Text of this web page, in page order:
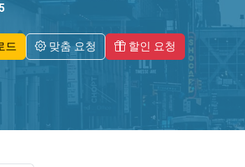
드 맞춤 요청 할인 요청